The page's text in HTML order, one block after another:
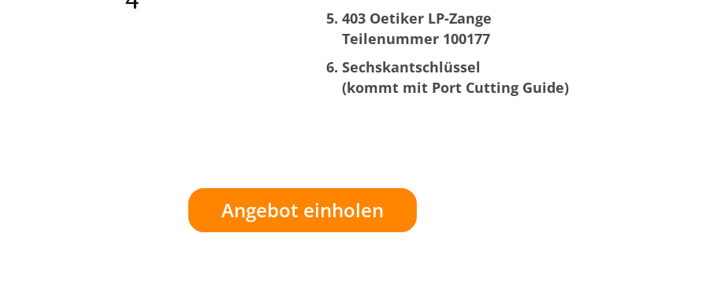
403 Oetiker LP-Zange
Teilenummer 100177
Sechskantschlüssel
(kommt mit Port Cutting Guide)
Angebot einholen